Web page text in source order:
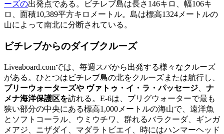
ーズの出発点である。ビチレブ島は長さ146キロ、幅106キ
ロ、面積10,389平方キロメートル。島は標高1324メートルの
山によって南北に分断されている。
ビチレブからのダイブクルーズ
Liveaboard.comでは、毎週スバから出発する様々なクルーズ
がある。ひとつはビチレブ島の北をクルーズまたは航行し、
ブリーウォーターズや ヴァトゥ・イ・ラ・パッセージ
ナ
メナ海洋保護区を訪れる。E-6は、ブリグウォーターで最も
狭い部分の中央にある標高1,000メートルの海山で、遠洋魚
とソフトコーラル、ウミウチワ、群れるバラクーダ、ギンガ
メアジ、ニザダイ、マダラトビエイ、時にはハンマーヘッド